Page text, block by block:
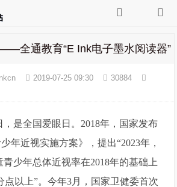
全通教育“E Ink电子墨水阅读器”
2019-07-25 09:30
30884
是全国爱眼日。2018年，国家发布
年近视实施方案》，提出“2023年，
少年总体近视率在2018年的基础上
点以上”。今年3月，国家卫健委首次